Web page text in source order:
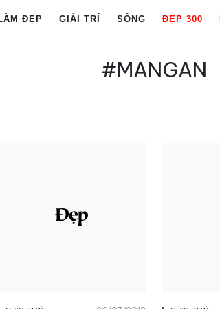
ĐẸP GIẢI TRÍ SỐNG ĐẸP 300
#MANGAN